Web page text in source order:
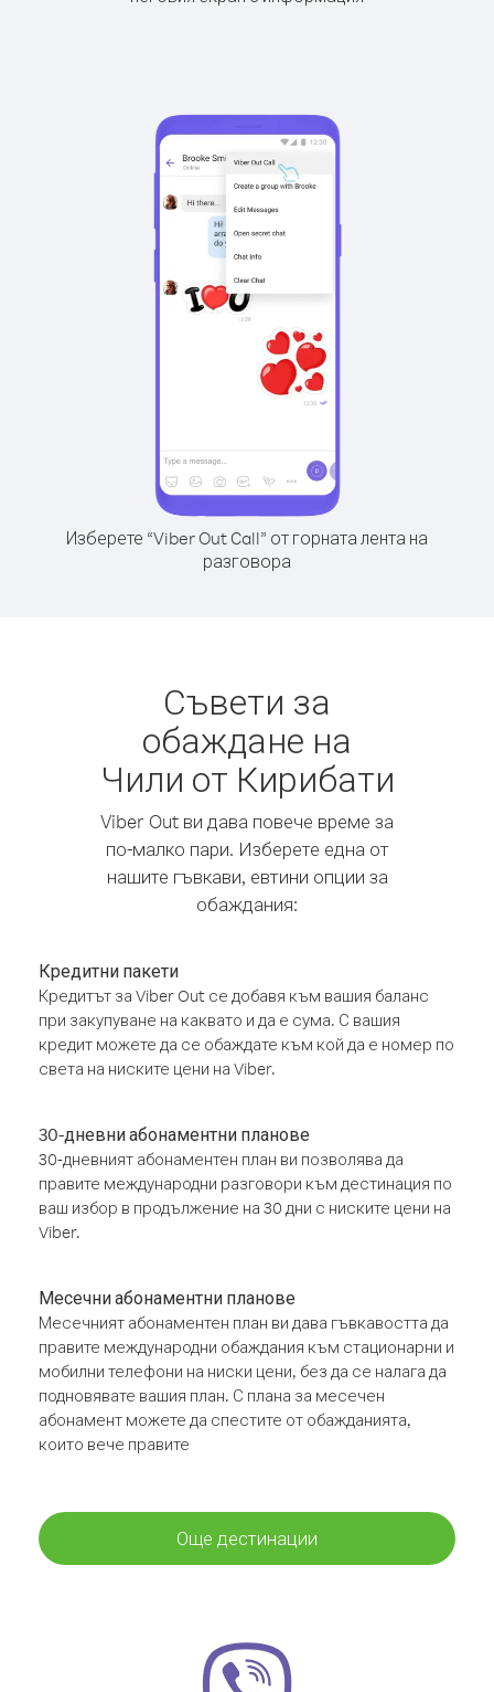
Изберете “Viber Out Call” от горната лента на
разговора
Съвети за
обаждане на
Чили от Кирибати
Viber Out ви дава повече време за
по-малко пари. Изберете една от
нашите гъвкави, евтини опции за
обаждания:
Кредитни пакети
Кредитът за Viber Out се добавя към вашия баланс
при закупуване на каквато и да е сума. С вашия
кредит можете да се обаждате към кой да е номер по
света на ниските цени на Viber.
30-дневни абонаментни планове
30-дневният абонаментен план ви позволява да
правите международни разговори към дестинация по
ваш избор в продължение на 30 дни с ниските цени на
Viber.
Месечни абонаментни планове
Месечният абонаментен план ви дава гъвкавостта да
правите международни обаждания към стационарни и
мобилни телефони на ниски цени, без да се налага да
подновявате вашия план. С плана за месечен
абонамент можете да спестите от обажданията,
които вече правите
Още дестинации